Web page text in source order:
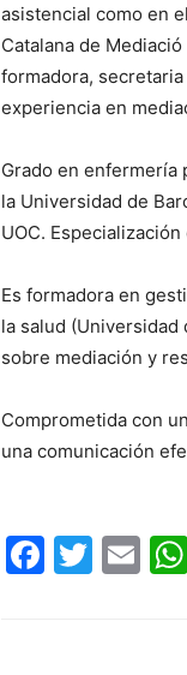
asistencial como en
Catalana de
formadora,
experiencia en
Grado en enfermería
la Universidad de
UOC.
Es formadora en
la salud
sobre mediación y
Comprometida con
una comunicación